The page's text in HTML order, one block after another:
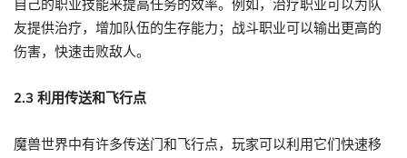
自己的职业技能来提高任务的效率。例如，治疗职业可以为队
友提供治疗，增加队伍的生存能力；战斗职业可以输出更高的
伤害，快速击败敌人。
2.3 利用传送和飞行点
魔兽世界中有许多传送门和飞行点，玩家可以利用它们快速移